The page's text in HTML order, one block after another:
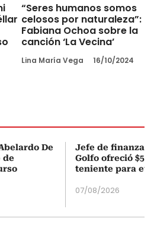
“Seres humanos somos
celosos por naturaleza”:
Fabiana Ochoa sobre la
canción ‘La Vecina’
Lina María Vega 16/10/2024
De
de
Jefe de finanzas
Golfo ofreció
teniente para
07/08/2026